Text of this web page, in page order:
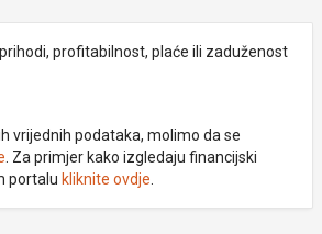
profitabilnost, plaće ili zaduženost
vrijednih podataka, molimo da se
. Za primjer kako izgledaju financijski
portalu kliknite ovdje